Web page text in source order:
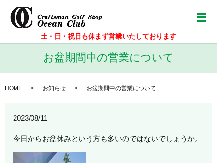
土・日・祝日も休まず営業いたしております
メ
お盆期間中の営業について
HOME お知らせ お盆期間中の営業について
2023/08/11
今日からお盆休みという方も多いのではないでしょうか。